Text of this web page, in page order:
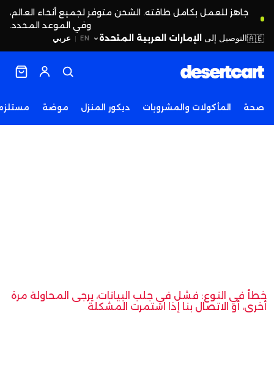
جاهز للعمل بكامل طاقته. الشحن متوفر لجميع أنحاء العالم،
وفي الموعد المحدد.
EN
| عربي 🇦🇪التوصيل إلى الإمارات العربية المتحدة
صحة المأكولات والمشروبات ديكور المنزل موضة
خطأ في النوع: فشل في جلب البيانات، يرجى المحاولة مرة
أخرى، أو الاتصال بنا إذا استمرت المشكلة